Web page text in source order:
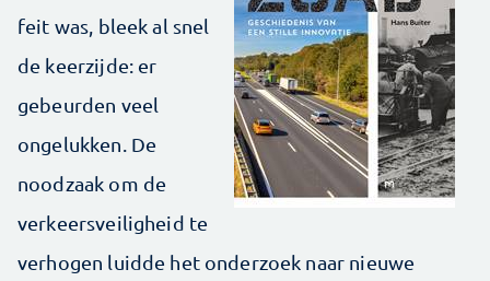
feit was, bleek al snel
de keerzijde: er
gebeurden veel
ongelukken. De
noodzaak om de
verkeersveiligheid te
verhogen luidde het onderzoek naar nieuwe